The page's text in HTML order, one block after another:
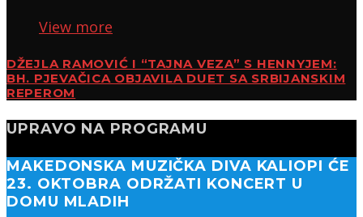
View more
DŽEJLA RAMOVIĆ I “TAJNA VEZA” S HENNYJEM:
BH. PJEVAČICA OBJAVILA DUET SA SRBIJANSKIM
REPEROM
UPRAVO NA PROGRAMU
MAKEDONSKA MUZIČKA DIVA KALIOPI ĆE
23. OKTOBRA ODRŽATI KONCERT U
DOMU MLADIH